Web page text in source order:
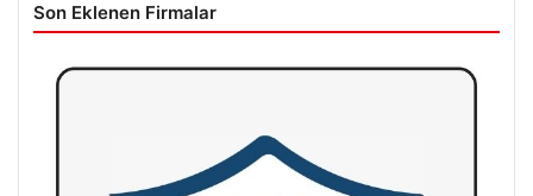
Son Eklenen Firmalar